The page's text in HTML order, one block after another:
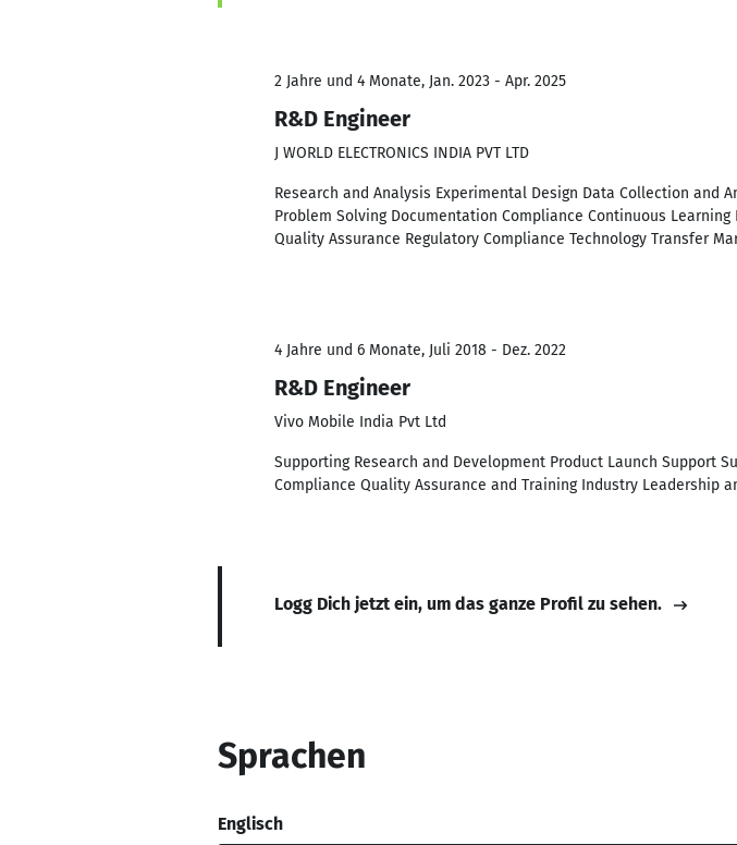
2 Jahre und 4 Monate, Jan. 2023 - Apr. 2025
R&D Engineer
J WORLD ELECTRONICS INDIA PVT LTD
Research and Analysis Experimental Design Data Collection and
Problem Solving Documentation Compliance Continuous
Quality Assurance Regulatory Compliance Technology Transfer
4 Jahre und 6 Monate, Juli 2018 - Dez. 2022
R&D Engineer
Vivo Mobile India Pvt Ltd
Supporting Research and Development Product Launch Support
Compliance Quality Assurance and Training Industry Leadership
Logg Dich jetzt ein, um das ganze Profil zu sehen.
Sprachen
Englisch